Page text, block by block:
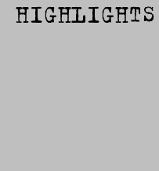
HIGHLIGHTS